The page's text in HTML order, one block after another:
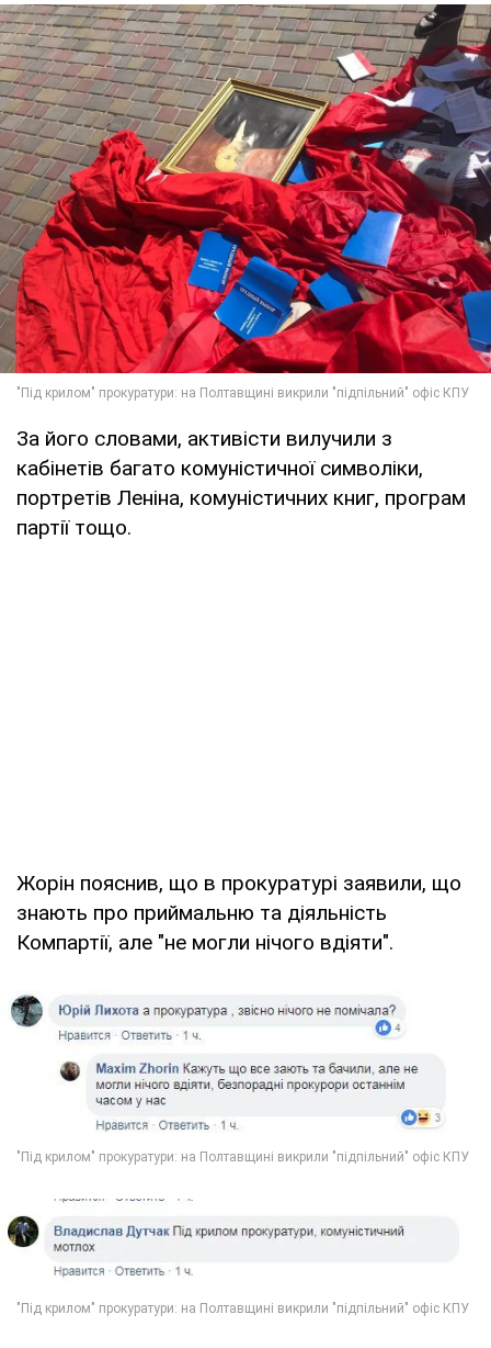
За його словами, активісти вилучили з
кабінетів багато комуністичної символіки,
портретів Леніна, комуністичних книг, програм
партії тощо.
Жорін пояснив, що в прокуратурі заявили, що
знають про приймальню та діяльність
Компартії, але "не могли нічого вдіяти".